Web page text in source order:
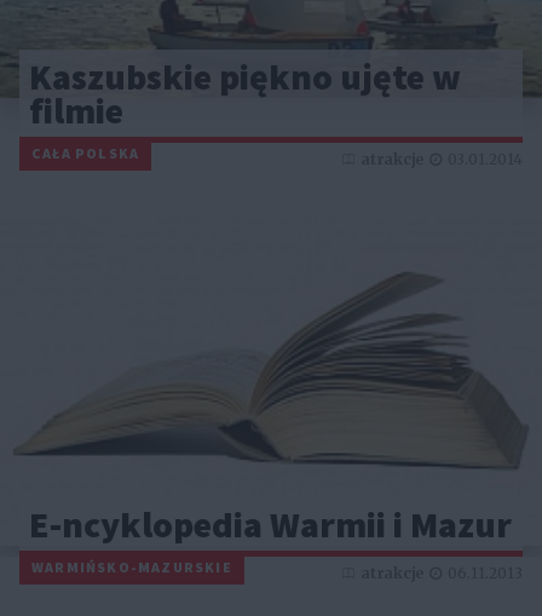
Kaszubskie piękno ujęte w
filmie
CAŁA POLSKA
E-ncyklopedia Warmii i Mazur
WARMIŃSKO-MAZURSKIE